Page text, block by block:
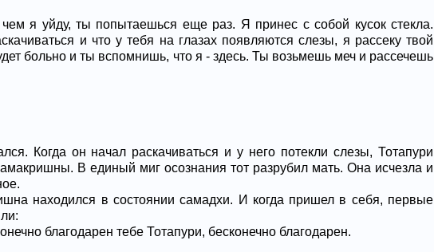
я уйду, ты попытаешься еще раз. Я принес с собой кусок стекла.
и что у тебя на глазах появляются слезы, я рассеку твой
больно и ты вспомнишь, что я - здесь. Ты возьмешь меч и рассечешь
Когда он начал раскачиваться и у него потекли слезы, Тотапури
В единый миг осознания тот разрубил мать. Она исчезла и
находился в состоянии самадхи. И когда пришел в себя, первые
благодарен тебе Тотапури, бесконечно благодарен.